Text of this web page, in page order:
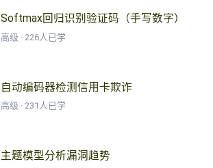
Softmax回归识别验证码（手写数字）
高级 · 226人已学
自动编码器检测信用卡欺诈
高级 · 231人已学
主题模型分析漏洞趋势